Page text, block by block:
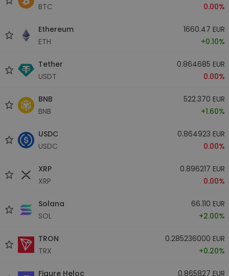
BTC
0.00%
Ethereum
ETH
1660.47 EUR
+0.10%
Tether
USDT
0.864685 EUR
0.00%
BNB
BNB
522.370 EUR
+1.60%
USDC
USDC
0.864923 EUR
0.00%
XRP
XRP
0.896217 EUR
0.00%
Solana
SOL
66.110 EUR
+2.00%
TRON
TRX
0.285236000 EUR
+0.20%
Figure Heloc
0.865827 EUR